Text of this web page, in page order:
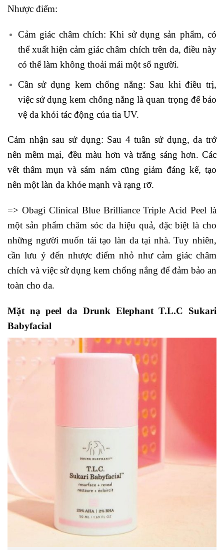
Nhược điểm:
Cảm giác châm chích: Khi sử dụng sản phẩm, có
thể xuất hiện cảm giác châm chích trên da, điều này
có thể làm không thoải mái một số người.
Cần sử dụng kem chống nắng: Sau khi điều trị,
việc sử dụng kem chống nắng là quan trọng để bảo
vệ da khỏi tác động của tia UV.
Cảm nhận sau sử dụng: Sau 4 tuần sử dụng, da trở
nên mềm mại, đều màu hơn và trắng sáng hơn. Các
vết thâm mụn và sám nám cũng giảm đáng kể, tạo
nên một làn da khỏe mạnh và rạng rỡ.
=> Obagi Clinical Blue Brilliance Triple Acid Peel là
một sản phẩm chăm sóc da hiệu quả, đặc biệt là cho
những người muốn tái tạo làn da tại nhà. Tuy nhiên,
cần lưu ý đến nhược điểm nhỏ như cảm giác châm
chích và việc sử dụng kem chống nắng để đảm bảo an
toàn cho da.
Mặt nạ peel da Drunk Elephant T.L.C Sukari
Babyfacial